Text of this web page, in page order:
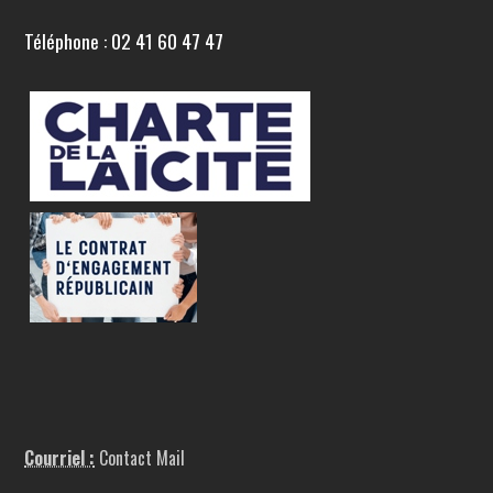
Téléphone : 02 41 60 47 47
Courriel : Contact Mail